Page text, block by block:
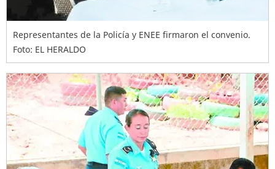
Representantes de la Policía y ENEE firmaron el convenio.
Foto: EL HERALDO